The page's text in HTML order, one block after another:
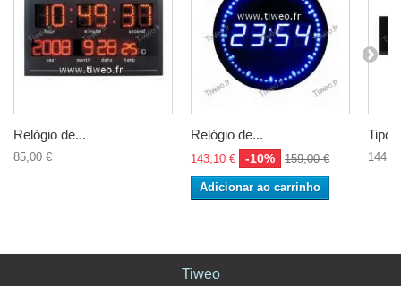
Relógio de...
85,00 €
Relógio de...
143,10 € -10% 159,00 €
Adicionar ao carrinho
Tiweo